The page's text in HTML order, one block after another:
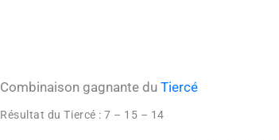
Combinaison gagnante duTiercé
Résultat du Tiercé : 7 – 15 – 14